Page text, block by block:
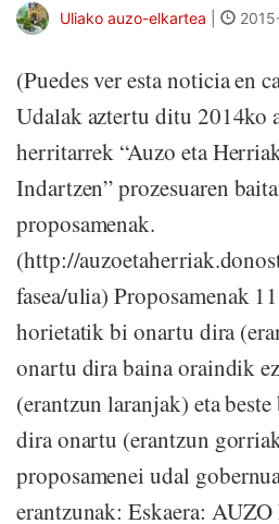
Uliako auzo-elkartea
(Puedes ver esta noticia en
Udalak aztertu ditu 2014ko
herritarrek “Auzo eta
Indartzen” prozesuaren
proposamenak.
(http://
fasea/ulia) Proposamenak
horietatik bi onartu dira
onartu dira baina oraindik
(erantzun laranjak) eta
dira onartu (erantzun
proposamenei udal
erantzunak: Eskaera: